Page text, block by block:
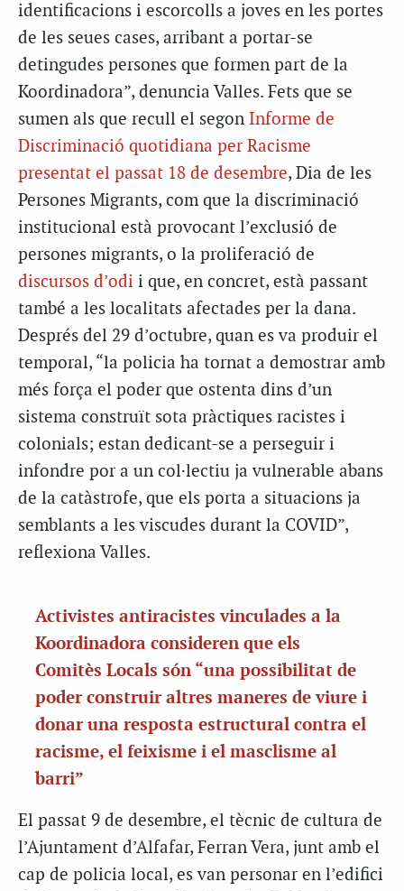
identificacions i escorcolls a joves en les portes
de les seues cases, arribant a portar-se
detingudes persones que formen part de la
Koordinadora”, denuncia Valles. Fets que se
sumen als que recull el segon Informe de
Discriminació quotidiana per Racisme
presentat el passat 18 de desembre, Dia de les
Persones Migrants, com que la discriminació
institucional està provocant l’exclusió de
persones migrants, o la proliferació de
discursos d’odi i que, en concret, està passant
també a les localitats afectades per la dana.
Després del 29 d’octubre, quan es va produir el
temporal, “la policia ha tornat a demostrar amb
més força el poder que ostenta dins d’un
sistema construït sota pràctiques racistes i
colonials; estan dedicant-se a perseguir i
infondre por a un col·lectiu ja vulnerable abans
de la catàstrofe, que els porta a situacions ja
semblants a les viscudes durant la COVID”,
reflexiona Valles.
Activistes antiracistes vinculades a la
Koordinadora consideren que els
Comitès Locals són “una possibilitat de
poder construir altres maneres de viure i
donar una resposta estructural contra el
racisme, el feixisme i el masclisme al
barri”
El passat 9 de desembre, el tècnic de cultura de
l’Ajuntament d’Alfafar, Ferran Vera, junt amb el
cap de policia local, es van personar en l’edifici